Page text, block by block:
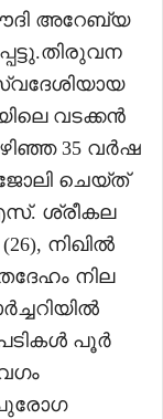
അറേബ്യ
വടക്കൻ
35 വർഷ
ജോലി ചെയ്ത്
ശ്രീകല
നിഖിൽ
നില
പൂർ
പുരോഗ